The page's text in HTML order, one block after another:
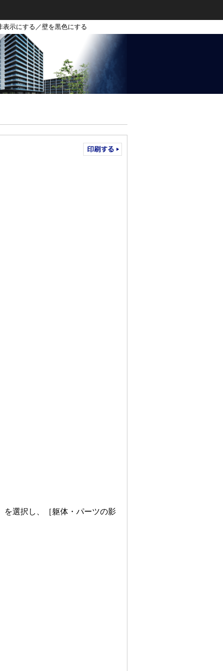
示にする／壁を黒色にする
を選択し、［躯体・パーツの影